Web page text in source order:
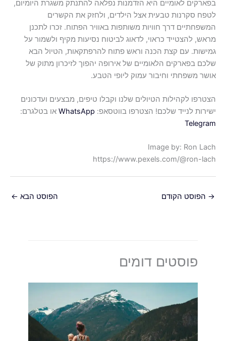
לאומיים היא הזדמנות נפלאה להתנתק משגרת היומיום,
סקרנות טבעית אצל הילדים, ולחזק את הקשרים
דרך חוויות משותפות באוויר הפתוח. זכרו לתכנן
להצטייד כראוי, לדאוג לביטוח נסיעות מקיף ולשמור על
עם קצת הכנה וראש פתוח להרפתקאות, הטיול הבא
בפארקים הלאומיים של אירופה יהפוך לזיכרון מתוק של
משפחתי וחיבור עמוק ליופי הטבע.
לקהילות הטיולים שלנו וקבלו טיפים, מבצעים ועדכונים
לנייד שלכם! הצטרפו בווטסאפ:WhatsAppאו בטלגרם:
Image by: Ron
https://www.pexels.com/@ron-
הפוסט הקודם הפוסט הבא ←
פוסטים דומים